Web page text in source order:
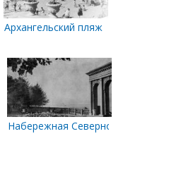
Архангельский пляж
Набережная Северной Двины